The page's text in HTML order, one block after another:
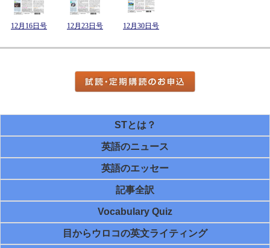
12月16日号 12月23日号 12月30日号
STとは？
英語のニュース
英語のエッセー
記事全訳
Vocabulary Quiz
目からウロコの英文ライティング